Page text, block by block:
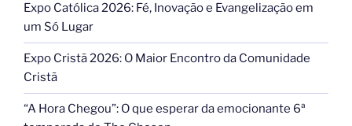
Expo Católica 2026: Fé, Inovação e Evangelização em
um Só Lugar
Expo Cristã 2026: O Maior Encontro da Comunidade
Cristã
“A Hora Chegou”: O que esperar da emocionante 6ª